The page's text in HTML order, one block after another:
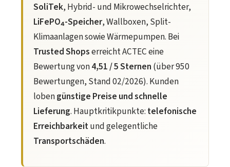
SoliTek, Hybrid- und Mikrowechselrichter,
LiFePO₄-Speicher, Wallboxen, Split-
Klimaanlagen sowie Wärmepumpen. Bei
Trusted Shopserreicht ACTEC eine
Bewertung von4,51 / 5 Sternen (über 950
Bewertungen, Stand 02/2026). Kunden
lobengünstige Preise und schnelle
Lieferung. Hauptkritikpunkte: telefonische
Erreichbarkeitund gelegentliche
Transportschäden.